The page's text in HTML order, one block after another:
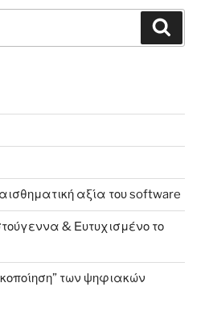
αξία του software
& Ευτυχισμένο το
των ψηφιακών